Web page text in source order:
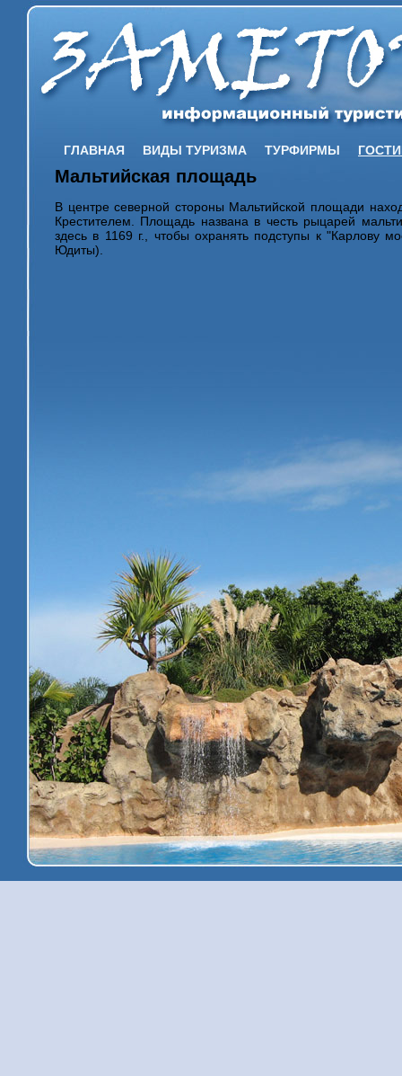
ГЛАВНАЯ ВИДЫ ТУРИЗМА ТУРФИРМЫ
Мальтийская площадь
В центре северной стороны Мальтийской площади
Крестителем. Площадь названа в честь рыцарей
здесь в 1169 г., чтобы охранять подступы к "Карлову
Юдиты).